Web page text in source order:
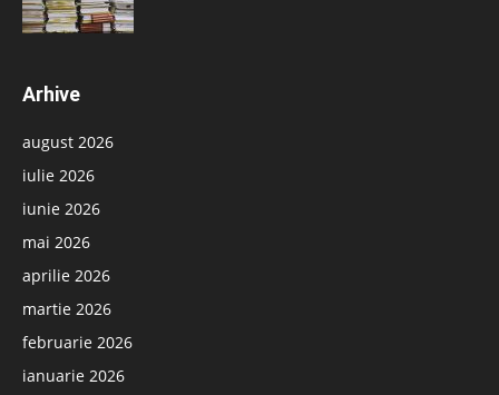
Arhive
august 2026
iulie 2026
iunie 2026
mai 2026
aprilie 2026
martie 2026
februarie 2026
ianuarie 2026